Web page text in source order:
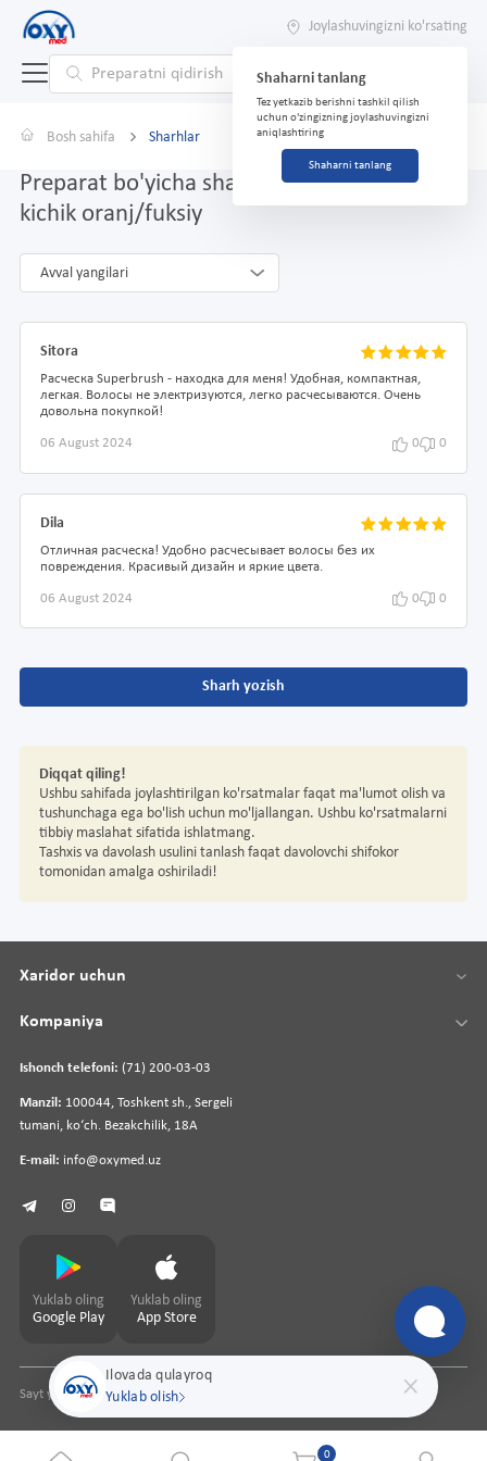
Joylashuvingizni ko'rsating
Shaharni tanlang
Tez yetkazib berishni tashkil qilish
uchun o'zingizning joylashuvingizni
aniqlashtiring
Shaharni tanlang
Bosh sahifa Sharhlar
Preparat bo'yicha sharhlar Superbrush
kichik oranj/fuksiy
Avval yangilari
Sitora
Расческа Superbrush - находка для меня! Удобная, компактная,
легкая. Волосы не электризуются, легко расчесываются. Очень
довольна покупкой!
06 August 2024 0 0
Dila
Отличная расческа! Удобно расчесывает волосы без их
повреждения. Красивый дизайн и яркие цвета.
06 August 2024 0 0
Sharh yozish
Diqqat qiling!
Ushbu sahifada joylashtirilgan ko'rsatmalar faqat ma'lumot olish va
tushunchaga ega bo'lish uchun mo'ljallangan. Ushbu ko'rsatmalarni
tibbiy maslahat sifatida ishlatmang.
Tashxis va davolash usulini tanlash faqat davolovchi shifokor
tomonidan amalga oshiriladi!
Ilovada qulayroq
Yuklab olish
Ishonch telefoni: (71) 200-03-03
Manzil: 100044, Toshkent sh., Sergeli
tumani, koʻch. Bezakchilik, 18A
E-mail: info@oxymed.uz
Xaridor uchun
Kompaniya
Yuklab oling
Google Play
Yuklab oling
App Store
Sayt yaratuvchipharmit.uz
0